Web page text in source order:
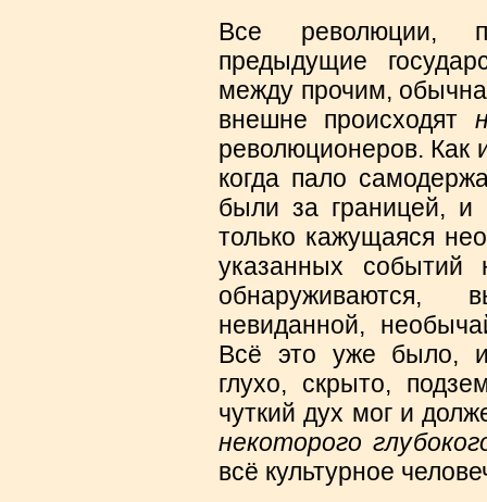
Все революции,
предыдущие
между прочим,
внешне происходят
революционеров. Как
когда пало
были за границей,
только кажущаяся
указанных событий
обнаруживаются,
невиданной,
Всё это уже было,
глухо, скрыто,
чуткий дух мог и
некоторого
всё культурное